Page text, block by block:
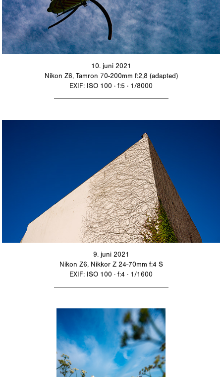
10. juni 2021
Nikon Z6, Tamron 70-200mm f:2,8 (adapted)
EXIF: ISO 100 · f:5 · 1/8000
9. juni 2021
Nikon Z6, Nikkor Z 24-70mm f:4 S
EXIF: ISO 100 · f:4 · 1/1600